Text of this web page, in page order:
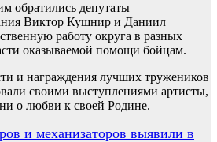
обратились депутаты
Виктор Кушнир и Даниил
работу округа в разных
оказываемой помощи бойцам.
и награждения лучших тружеников
своими выступлениями артисты,
о любви к своей Родине.
и механизаторов выявили в